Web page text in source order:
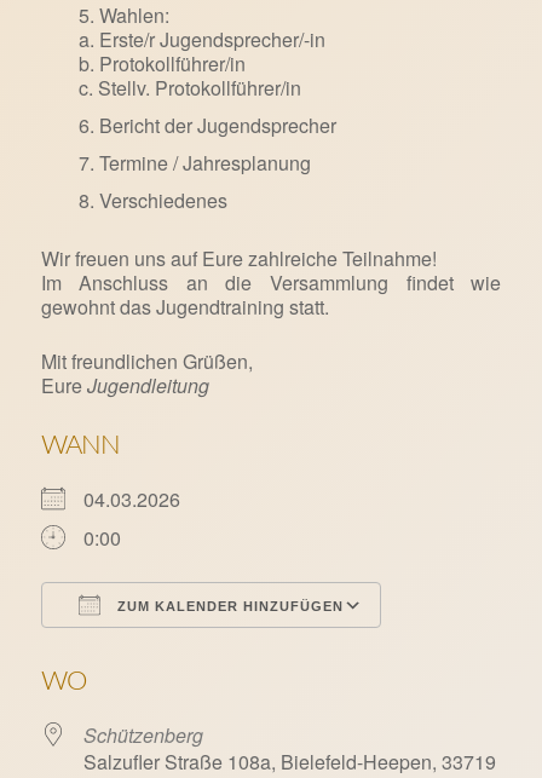
Wahlen:
a. Erste/r Jugendsprecher/-in
b. Protokollführer/in
c. Stellv. Protokollführer/in
Bericht der Jugendsprecher
Termine / Jahresplanung
Verschiedenes
Wir freuen uns auf Eure zahlreiche Teilnahme!
Im Anschluss an die Versammlung findet wie
gewohnt das Jugendtraining statt.
Mit freundlichen Grüßen,
EureJugendleitung
WANN
04.03.2026
0:00
ZUM KALENDER HINZUFÜGEN
WO
Schützenberg
Salzufler Straße 108a, Bielefeld-Heepen, 33719